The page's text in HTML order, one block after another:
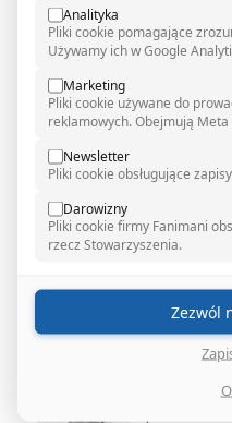
Nasi paneliści
Agata
Certyfikowana
więzi
analizy więzi
dziecko.
ciała i
tożsamości.
Psycholożka
Analityka
Pliki cookie pomagające
Używamy ich w Google
Marketing
Pliki cookie używane do
reklamowych. Obejmują Meta
Newsletter
Pliki cookie obsługujące
Darowizny
Pliki cookie firmy Fanimani
rzecz Stowarzyszenia.
Zezwól